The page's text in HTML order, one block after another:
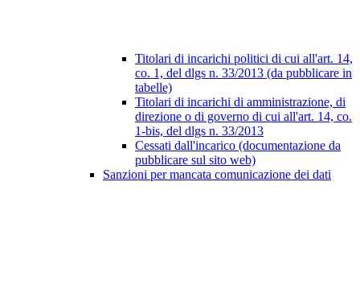
Titolari di incarichi politici di cui all'art. 14,
co. 1, del dlgs n. 33/2013 (da pubblicare in
tabelle)
Titolari di incarichi di amministrazione, di
direzione o di governo di cui all'art. 14, co.
1-bis, del dlgs n. 33/2013
Cessati dall'incarico (documentazione da
pubblicare sul sito web)
Sanzioni per mancata comunicazione dei dati